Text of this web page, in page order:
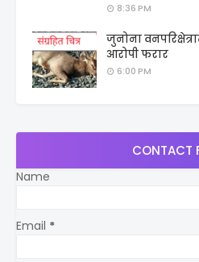
8:36 PM
जुनोना
आरोपी फरार
6:00 PM
CONTACT
Name
Email *